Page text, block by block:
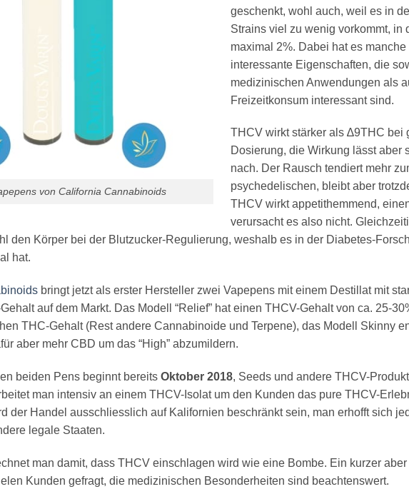
von California Cannabinoids
geschenkt, wohl auch, weil es in
Strains viel zu wenig vorkommt, in
maximal 2%. Dabei hat es
interessante Eigenschaften, die
medizinischen Anwendungen als
Freizeitkonsum interessant sind.
THCV wirkt stärker als ∆9THC bei
Dosierung, die Wirkung lässt aber
nach. Der Rausch tendiert mehr
psychedelischen, bleibt aber
THCV wirkt appetithemmend,
verursacht es also nicht.
den Körper bei der Blutzucker-Regulierung, weshalb es in der Diabetes-
hat.
bringt jetzt als erster Hersteller zwei Vapepens mit einem Destillat mit
auf dem Markt. Das Modell “Relief” hat einen THCV-Gehalt von ca. 25-
THC-Gehalt (Rest andere Cannabinoide und Terpene), das Modell Skinny
aber mehr CBD um das “High” abzumildern.
beiden Pens beginnt bereits Oktober 2018, Seeds und andere THCV-
man intensiv an einem THCV-Isolat um den Kunden das pure THCV-
der Handel ausschliesslich auf Kalifornien beschränkt sein, man erhofft sich
legale Staaten.
man damit, dass THCV einschlagen wird wie eine Bombe. Ein kurzer
Kunden gefragt, die medizinischen Besonderheiten sind beachtenswert.